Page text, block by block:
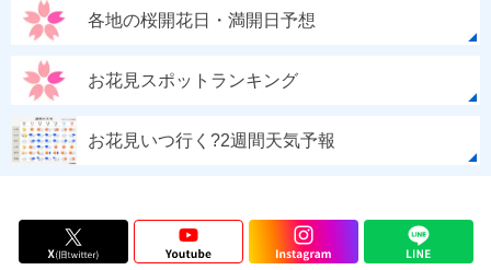
各地の桜開花日・満開日予想
お花見スポットランキング
お花見いつ行く?2週間天気予報